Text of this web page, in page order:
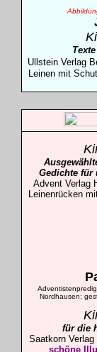
Ullstein Verlag
Leinen mit
Gedichte für
Advent Verlag
Leinenrücken
Nordhausen;
für die
Saatkorn Verlag
schöne